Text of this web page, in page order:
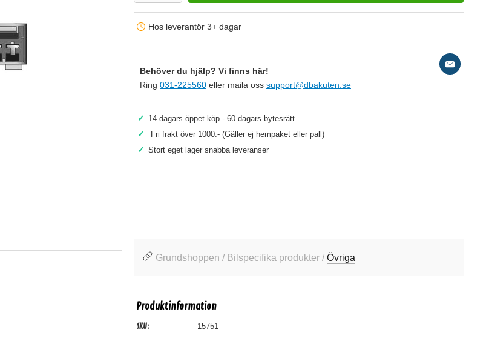
Hos leverantör 3+ dagar
Behöver du hjälp? Vi finns här!
Ring 031-225560 eller maila oss support@dbakuten.se
✓ 14 dagars öppet köp - 60 dagars bytesrätt
✓ Fri frakt över 1000:- (Gäller ej hempaket eller pall)
✓ Stort eget lager snabba leveranser
Grundshoppen / Bilspecifika produkter /Övriga
Produktinformation
SKU: 15751